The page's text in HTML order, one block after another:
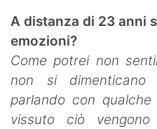
A distanza di 23 anni
emozioni?
Come potrei non
non si
parlando con
vissuto ciò